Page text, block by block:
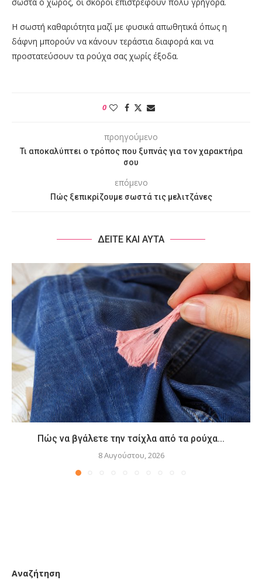
Η σωστή καθαριότητα μαζί με φυσικά απωθητικά όπως η
δάφνη μπορούν να κάνουν τεράστια διαφορά και να
προστατεύσουν τα ρούχα σας χωρίς έξοδα.
0
προηγούμενο
Τι αποκαλύπτει ο τρόπος που ξυπνάς για τον χαρακτήρα
σου
επόμενο
Πώς ξεπικρίζουμε σωστά τις μελιτζάνες
ΔΕΙΤΕ ΚΑΙ ΑΥΤΑ
Πώς να βγάλετε την τσίχλα από τα ρούχα...
8 Αυγούστου, 2026
Αναζήτηση